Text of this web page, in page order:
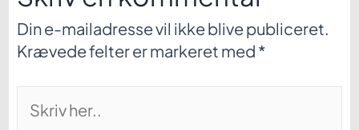
Din e-mailadresse vil ikke blive publiceret.
Krævede felter er markeret med *
her..